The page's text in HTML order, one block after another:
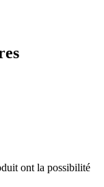
ont la possibilité